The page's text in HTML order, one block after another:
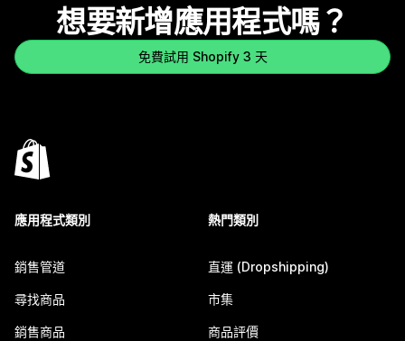
想要新增應用程式嗎？
免費試用 Shopify 3 天
應用程式類別
銷售管道
尋找商品
銷售商品
熱門類別
直運 (Dropshipping)
市集
商品評價